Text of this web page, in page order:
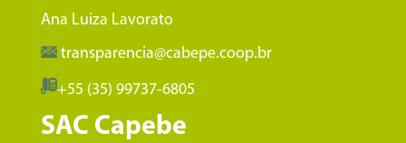
Ana Luiza Lavorato
transparencia@cabepe.coop.br
+55 (35) 99737-6805
SAC Capebe